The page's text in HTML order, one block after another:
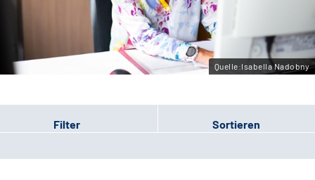
Leichte Sprache
Quelle:Isabella Nadobny
Filter Sortieren